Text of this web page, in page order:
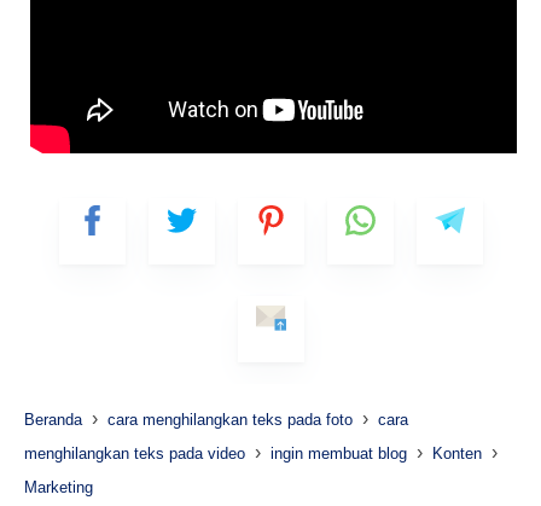
Beranda › cara menghilangkan teks pada foto › cara
menghilangkan teks pada video › ingin membuat blog › Konten ›
Marketing